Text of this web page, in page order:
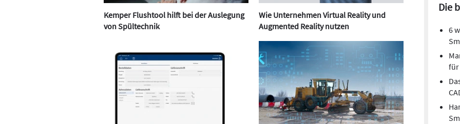
Kemper Flushtool hilft bei der Auslegung
von Spültechnik
Wie Unternehmen Virtual Reality und
Augmented Reality nutzen
Die
6
für